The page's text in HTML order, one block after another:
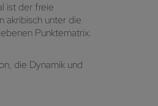
ist der freie
akribisch unter die
Punktematrix.
die Dynamik und